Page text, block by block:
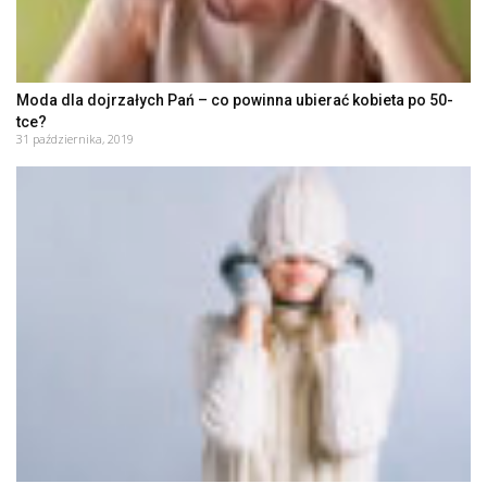
Moda dla dojrzałych Pań – co powinna ubierać kobieta po 50-
tce?
31 października, 2019